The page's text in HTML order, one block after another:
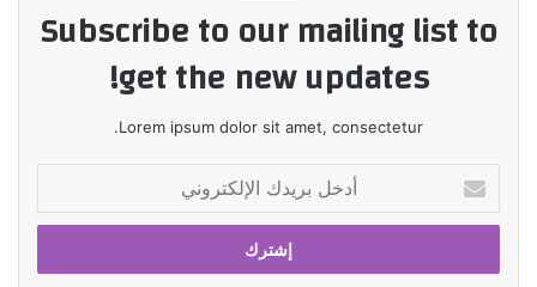
Subscribe to our mailing list to
get the new updates!
Lorem ipsum dolor sit amet, consectetur.
بريدك
الإلكتروني